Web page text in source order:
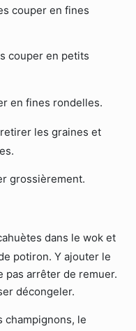
couper en fines
couper en petits
en fines rondelles.
les graines et
grossièrement.
dans le wok et
potiron. Y ajouter le
pas arrêter de remuer.
décongeler.
champignons, le